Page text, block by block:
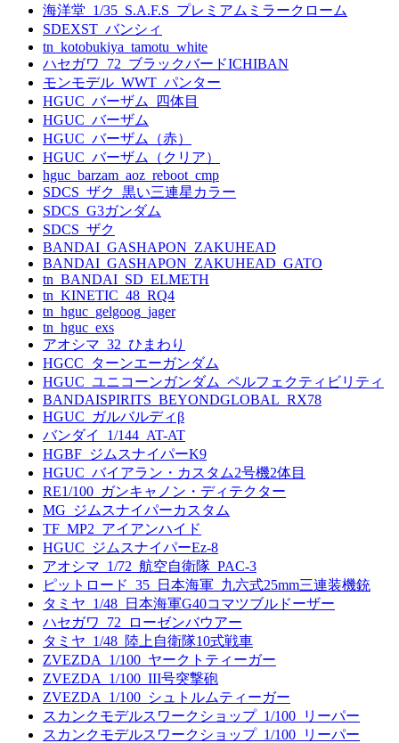
海洋堂_1/35_S.A.F.S_プレミアムミラークローム
SDEXST_バンシィ
tn_kotobukiya_tamotu_white
ハセガワ_72_ブラックバードICHIBAN
モンモデル_WWT_パンター
HGUC_バーザム_四体目
HGUC_バーザム
HGUC_バーザム（赤）
HGUC_バーザム（クリア）
hguc_barzam_aoz_reboot_cmp
SDCS_ザク_黒い三連星カラー
SDCS_G3ガンダム
SDCS_ザク
BANDAI_GASHAPON_ZAKUHEAD
BANDAI_GASHAPON_ZAKUHEAD_GATO
tn_BANDAI_SD_ELMETH
tn_KINETIC_48_RQ4
tn_hguc_gelgoog_jager
tn_hguc_exs
アオシマ_32_ひまわり
HGCC_ターンエーガンダム
HGUC_ユニコーンガンダム_ペルフェクティビリティ
BANDAISPIRITS_BEYONDGLOBAL_RX78
HGUC_ガルバルディβ
バンダイ_1/144_AT-AT
HGBF_ジムスナイパーK9
HGUC_バイアラン・カスタム2号機2体目
RE1/100_ガンキャノン・ディテクター
MG_ジムスナイパーカスタム
TF_MP2_アイアンハイド
HGUC_ジムスナイパーEz-8
アオシマ_1/72_航空自衛隊_PAC-3
ピットロード_35_日本海軍_九六式25mm三連装機銃
タミヤ_1/48_日本海軍G40コマツブルドーザー
ハセガワ_72_ローゼンバウアー
タミヤ_1/48_陸上自衛隊10式戦車
ZVEZDA_1/100_ヤークトティーガー
ZVEZDA_1/100_III号突撃砲
ZVEZDA_1/100_シュトルムティーガー
スカンクモデルスワークショップ_1/100_リーパー
スカンクモデルスワークショップ_1/100_リーパー